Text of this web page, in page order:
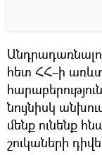
հետ ՀՀ–ի
նույնիսկ
մենք ունենք
շուկաների